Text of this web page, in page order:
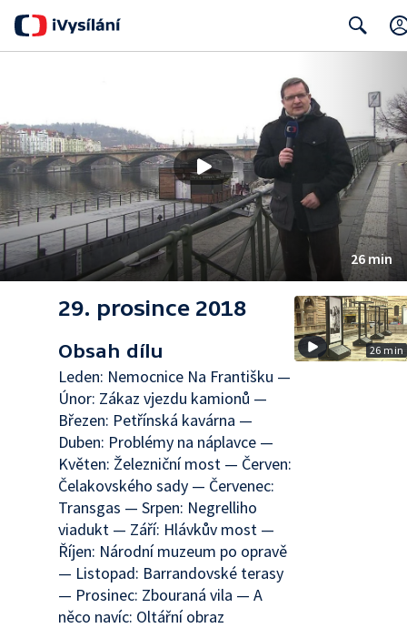
26 min
29. prosince 2018
Obsah dílu
Leden: Nemocnice Na Františku —
Únor: Zákaz vjezdu kamionů —
Březen: Petřínská kavárna —
Duben: Problémy na náplavce —
Květen: Železniční most — Červen:
Čelakovského sady — Červenec:
Transgas — Srpen: Negrelliho
viadukt — Září: Hlávkův most —
Říjen: Národní muzeum po opravě
— Listopad: Barrandovské terasy
— Prosinec: Zbouraná vila — A
něco navíc: Oltářní obraz
26 min